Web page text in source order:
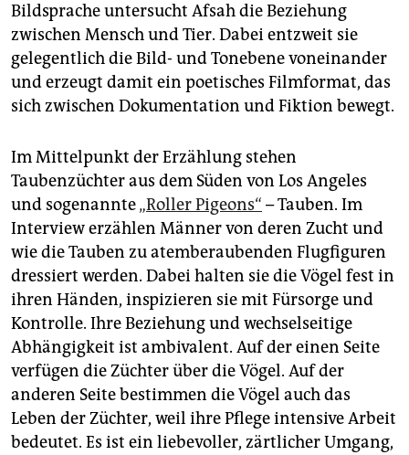
Bildsprache untersucht Afsah die Beziehung
zwischen Mensch und Tier. Dabei entzweit sie
gelegentlich die Bild- und Tonebene voneinander
und erzeugt damit ein poetisches Filmformat, das
sich zwischen Dokumentation und Fiktion bewegt.
Im Mittelpunkt der Erzählung stehen
Taubenzüchter aus dem Süden von Los Angeles
und sogenannte„Roller Pigeons“ – Tauben. Im
Interview erzählen Männer von deren Zucht und
wie die Tauben zu atemberaubenden Flugfiguren
dressiert werden. Dabei halten sie die Vögel fest in
ihren Händen, inspizieren sie mit Fürsorge und
Kontrolle. Ihre Beziehung und wechselseitige
Abhängigkeit ist ambivalent. Auf der einen Seite
verfügen die Züchter über die Vögel. Auf der
anderen Seite bestimmen die Vögel auch das
Leben der Züchter, weil ihre Pflege intensive Arbeit
bedeutet. Es ist ein liebevoller, zärtlicher Umgang,